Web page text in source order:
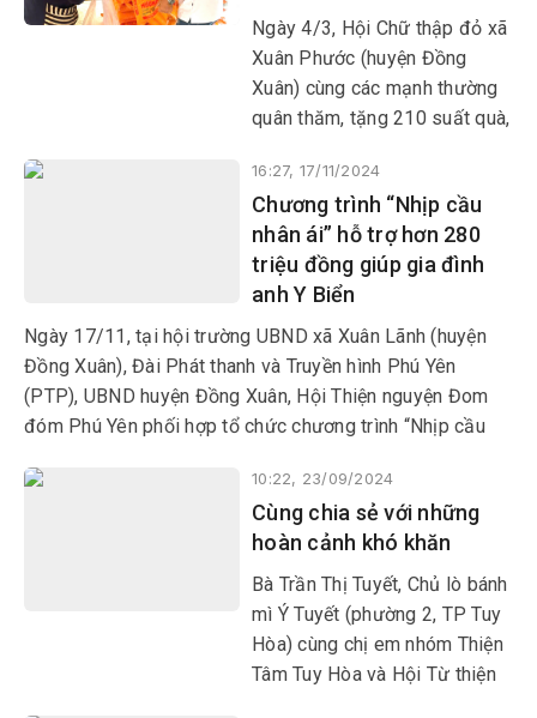
Ngày 4/3, Hội Chữ thập đỏ xã
Xuân Phước (huyện Đồng
Xuân) cùng các mạnh thường
quân thăm, tặng 210 suất quà,
bà con nghèo, đồng bào dân
tộc thiểu số thôn Suối Mây và
Phú Hội (xã Xuân Phước).
16:27, 17/11/2024
Chương trình “Nhịp cầu
nhân ái” hỗ trợ hơn 280
triệu đồng giúp gia đình
anh Y Biển
Ngày 17/11, tại hội trường UBND xã Xuân Lãnh (huyện
Đồng Xuân), Đài Phát thanh và Truyền hình Phú Yên
(PTP), UBND huyện Đồng Xuân, Hội Thiện nguyện Đom
đóm Phú Yên phối hợp tổ chức chương trình “Nhịp cầu
người đồng bào dân tộc thiểu số của địa phương này.
10:22, 23/09/2024
Cùng chia sẻ với những
hoàn cảnh khó khăn
Bà Trần Thị Tuyết, Chủ lò bánh
mì Ý Tuyết (phường 2, TP Tuy
Hòa) cùng chị em nhóm Thiện
Tâm Tuy Hòa và Hội Từ thiện